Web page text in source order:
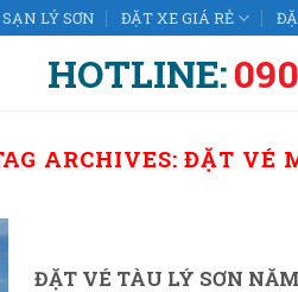
LÝ SƠN ĐẶT XE GIÁ RẺ
HOTLINE:
ARCHIVES:ĐẶT VÉ
ĐẶT VÉ TÀU LÝ SƠN